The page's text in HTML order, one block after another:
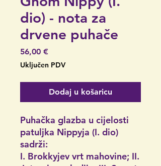
dio) - nota za
drvene puhače
56,00 €
Uključen PDV
Dodaj u košaricu
Puhačka glazba u cijelosti
patuljka Nippyja (I. dio)
sadrži:
I. Brokkyjev vrt mahovine; II.